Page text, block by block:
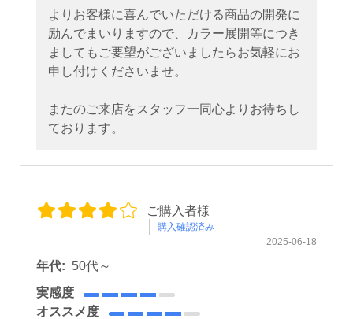
よりお客様に喜んでいただける商品の開発に
励んでまいりますので、カラー展開等につき
ましてもご要望がございましたらお気軽にお
申し付けくださいませ。
またのご来店をスタッフ一同心よりお待ちし
ております。
ご購入者様
購入確認済み
2025-06-18
年代: 50代～
実感度
オススメ度